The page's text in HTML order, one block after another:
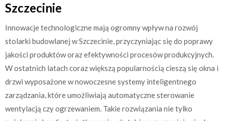
Szczecinie
Innowacje technologiczne mają ogromny wpływ na rozwój
stolarki budowlanej w Szczecinie, przyczyniając się do poprawy
jakości produktów oraz efektywności procesów produkcyjnych.
W ostatnich latach coraz większą popularnością cieszą się okna i
drzwi wyposażone w nowoczesne systemy inteligentnego
zarządzania, które umożliwiają automatyczne sterowanie
wentylacją czy ogrzewaniem. Takie rozwiązania nie tylko